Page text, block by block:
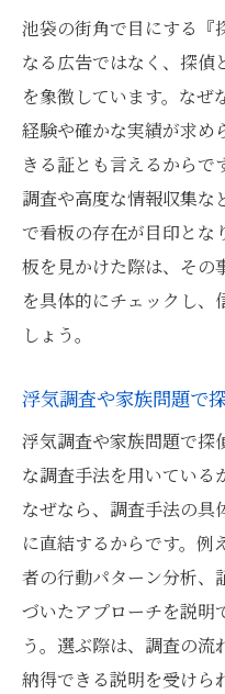
池袋の街角で目にする『
なる広告ではなく、探偵
を象徴しています。なぜ
経験や確かな実績が求め
きる証とも言えるからで
調査や高度な情報収集な
で看板の存在が目印とな
板を見かけた際は、その
を具体的にチェックし、
しょう。
浮気調査や家族問題で
浮気調査や家族問題で探
な調査手法を用いている
なぜなら、調査手法の具
に直結するからです。例
者の行動パターン分析、
づいたアプローチを説明
う。選ぶ際は、調査の流
納得できる説明を受けら